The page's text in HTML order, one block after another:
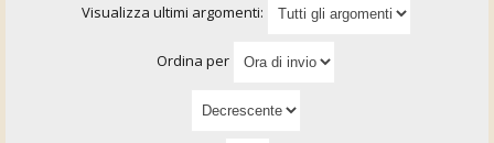
Visualizza ultimi argomenti:
Ordina per